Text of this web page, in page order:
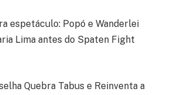
espetáculo: Popó e Wanderlei
Lima antes do Spaten Fight
Quebra Tabus e Reinventa a